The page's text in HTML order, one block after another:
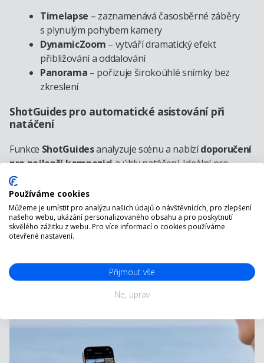
Timelapse – zaznamenává časosběrné záběry
s plynulým pohybem kamery
DynamicZoom – vytváří dramatický efekt
přibližování a oddalování
Panorama – pořizuje širokoúhlé snímky bez
zkreslení
ShotGuides pro automatické asistování při
natáčení
Funkce ShotGuidesanalyzuje scénu a nabízídoporučení
pro nejlepší kompozicia úhly natáčení. Ideální pro
začátečníky
profesionálních výsledků.
Integrované osvětlení u Osmo Mobile 7P
Exkluzivní model
videa ve slabých světelných podmínkách
Používáme cookies
Můžeme je umístit pro analýzu našich údajů o návštěvnících, pro zlepšení
našeho webu, ukázání personalizovaného obsahu a pro poskytnutí
skvělého zážitku z webu. Pro více informací o cookies používáme
otevřené nastavení.
Přijmout vše
Ne, uprav